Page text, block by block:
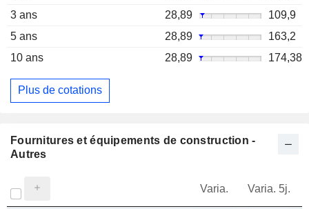
3 ans
28,89
109,9
5 ans
28,89
163,2
10 ans
28,89 174,38
Plus de cotations
Fournitures et équipements de construction -
Autres
Varia. Varia. 5j.